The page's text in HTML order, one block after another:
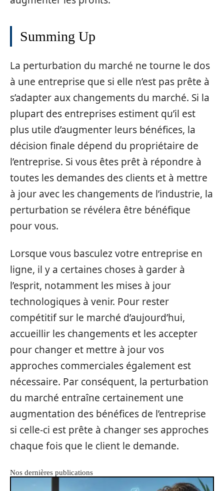
Summing Up
La perturbation du marché ne tourne le dos
à une entreprise que si elle n’est pas prête à
s’adapter aux changements du marché. Si la
plupart des entreprises estiment qu’il est
plus utile d’augmenter leurs bénéfices, la
décision finale dépend du propriétaire de
l’entreprise. Si vous êtes prêt à répondre à
toutes les demandes des clients et à mettre
à jour avec les changements de l’industrie, la
perturbation se révélera être bénéfique
pour vous.
Lorsque vous basculez votre entreprise en
ligne, il y a certaines choses à garder à
l’esprit, notamment les mises à jour
technologiques à venir. Pour rester
compétitif sur le marché d’aujourd’hui,
accueillir les changements et les accepter
pour changer et mettre à jour vos
approches commerciales également est
nécessaire. Par conséquent, la perturbation
du marché entraîne certainement une
augmentation des bénéfices de l’entreprise
si celle-ci est prête à changer ses approches
chaque fois que le client le demande.
Nos dernières publications